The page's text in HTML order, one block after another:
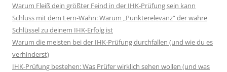
Warum Fleiß dein größter Feind in der IHK-Prüfung sein kann
Schluss mit dem Lern-Wahn: Warum „Punkterelevanz“ der wahre
Schlüssel zu deinem IHK-Erfolg ist
Warum die meisten bei der IHK-Prüfung durchfallen (und wie du es
verhinderst)
IHK-Prüfung bestehen: Was Prüfer wirklich sehen wollen (und was